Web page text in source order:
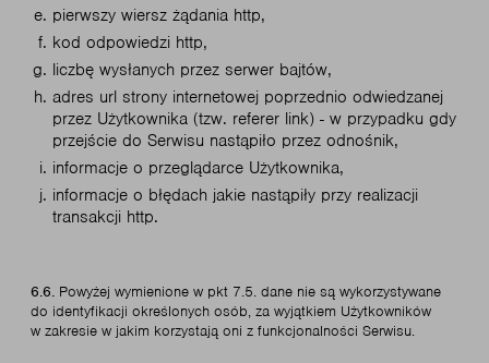
pierwszy wiersz żądania http,
kod odpowiedzi http,
liczbę wysłanych przez serwer bajtów,
adres url strony internetowej poprzednio odwiedzanej
przez Użytkownika (tzw. referer link) - w przypadku gdy
przejście do Serwisu nastąpiło przez odnośnik,
informacje o przeglądarce Użytkownika,
informacje o błędach jakie nastąpiły przy realizacji
transakcji http.
6.6. Powyżej wymienione w pkt 7.5. dane nie są wykorzystywane
do identyfikacji określonych osób, za wyjątkiem Użytkowników
w zakresie w jakim korzystają oni z funkcjonalności Serwisu.